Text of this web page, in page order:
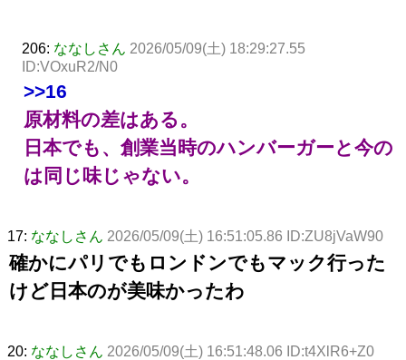
206: ななしさん 2026/05/09(土) 18:29:27.55
ID:VOxuR2/N0
>>16
原材料の差はある。
日本でも、創業当時のハンバーガーと今の
は同じ味じゃない。
17: ななしさん 2026/05/09(土) 16:51:05.86 ID:ZU8jVaW90
確かにパリでもロンドンでもマック行った
けど日本のが美味かったわ
20: ななしさん 2026/05/09(土) 16:51:48.06 ID:t4XlR6+Z0